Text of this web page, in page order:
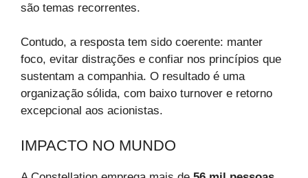
são temas recorrentes.
Contudo, a resposta tem sido coerente: manter
foco, evitar distrações e confiar nos princípios que
sustentam a companhia. O resultado é uma
organização sólida, com baixo turnover e retorno
excepcional aos acionistas.
IMPACTO NO MUNDO